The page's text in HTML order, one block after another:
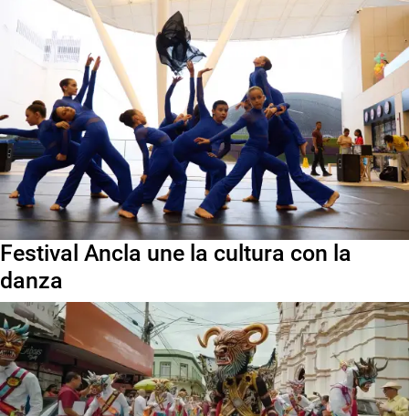
Festival Ancla une la cultura con la
danza